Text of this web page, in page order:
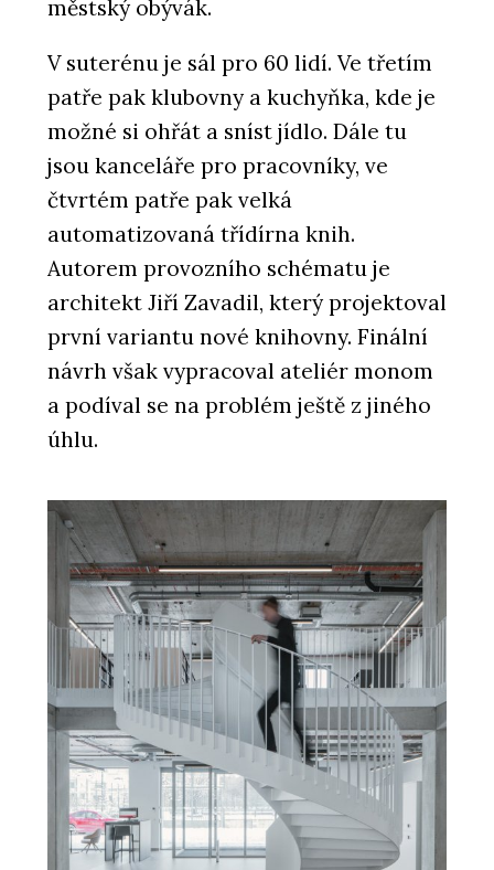
městský obývák.
V suterénu je sál pro 60 lidí. Ve třetím
patře pak klubovny a kuchyňka, kde je
možné si ohřát a sníst jídlo. Dále tu
jsou kanceláře pro pracovníky, ve
čtvrtém patře pak velká
automatizovaná třídírna knih.
Autorem provozního schématu je
architekt Jiří Zavadil, který projektoval
první variantu nové knihovny. Finální
návrh však vypracoval ateliér monom
a podíval se na problém ještě z jiného
úhlu.